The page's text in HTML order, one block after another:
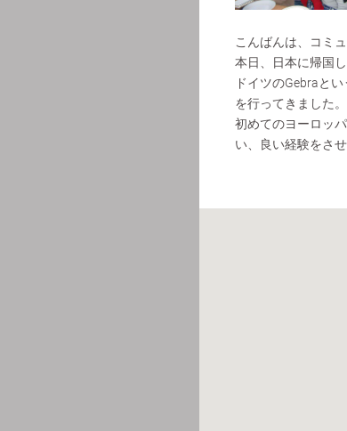
こんばんは、コミ
本日、日本に帰国し
ドイツのGebraと
を行ってきました。
初めてのヨーロッ
い、良い経験をさ